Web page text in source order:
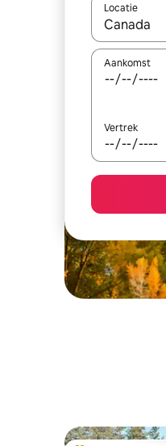
Locatie
Wanneer
Aankomst
Vertrek